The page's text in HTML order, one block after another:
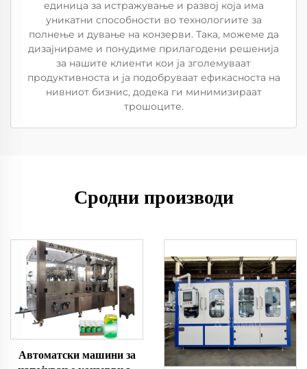
единица за истражување и развој која има
уникатни способности во технологиите за
полнење и дување на конзерви. Така, можеме да
дизајнираме и понудиме прилагодени решенија
за нашите клиенти кои ја зголемуваат
продуктивноста и ја подобруваат ефикасноста на
нивниот бизнис, додека ги минимизираат
трошоците.
Сродни производи
Автоматски машини за